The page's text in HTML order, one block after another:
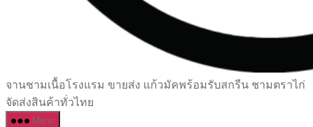
เซรามิค
ครบ
ครัน
จานชามเนื้อโรงแรม ขายส่ง แก้วมัคพร้อมรับสกรีน ชามตราไก่
จัดส่งสินค้าทั่วไทย
Menu